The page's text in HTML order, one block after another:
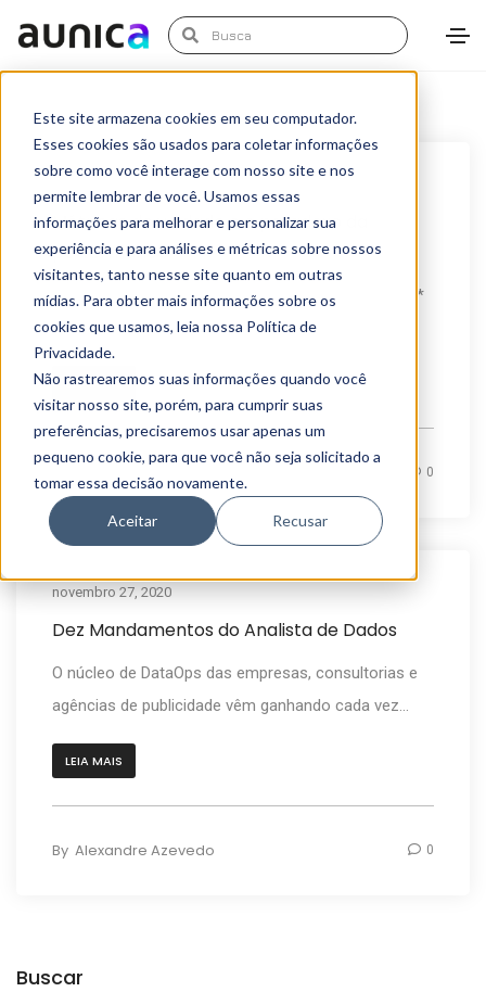
Este site armazena cookies em seu computador.
Esses cookies são usados para coletar informações
sobre como você interage com nosso site e nos
permite lembrar de você. Usamos essas
informações para melhorar e personalizar sua
experiência e para análises e métricas sobre nossos
visitantes, tanto nesse site quanto em outras
mídias. Para obter mais informações sobre os
cookies que usamos, leia nossa Política de
Privacidade.
Não rastrearemos suas informações quando você
visitar nosso site, porém, para cumprir suas
preferências, precisaremos usar apenas um
pequeno cookie, para que você não seja solicitado a
tomar essa decisão novamente.
Aceitar Recusar
Métricas de vaidade e o paradoxo da
performance
Métricas de vaidade e o paradoxo da performance *
Autor: Bruno Ortega, Especialista em BI...
LEIA MAIS
0
novembro 27, 2020
Dez Mandamentos do Analista de Dados
O núcleo de DataOps das empresas, consultorias e
agências de publicidade vêm ganhando cada vez...
LEIA MAIS
By Alexandre Azevedo 0
Buscar